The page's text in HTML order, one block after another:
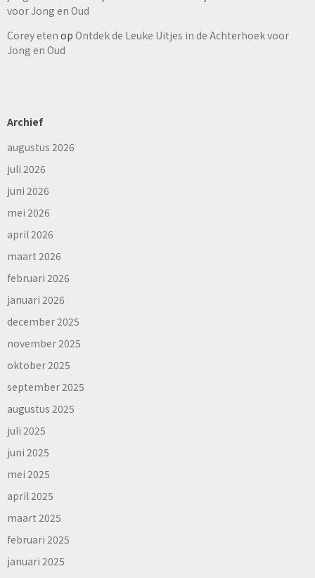
voor Jong en Oud
Corey eten op Ontdek de Leuke Uitjes in de Achterhoek voor
Jong en Oud
Archief
augustus 2026
juli 2026
juni 2026
mei 2026
april 2026
maart 2026
februari 2026
januari 2026
december 2025
november 2025
oktober 2025
september 2025
augustus 2025
juli 2025
juni 2025
mei 2025
april 2025
maart 2025
februari 2025
januari 2025